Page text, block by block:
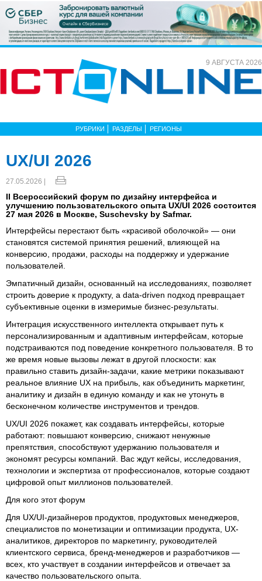
9 АВГУСТА 2026
РУБРИКИ РАЗДЕЛЫ РЕГИОНЫ
UX/UI 2026
27.05.2026 |
II Всероссийский форум по дизайну интерфейса и
улучшению пользовательского опыта UX/UI 2026 состоится
27 мая 2026 в Москве, Suschevsky by Safmar.
Интерфейсы перестают быть «красивой оболочкой» — они
становятся системой принятия решений, влияющей на
конверсию, продажи, расходы на поддержку и удержание
пользователей.
Эмпатичный дизайн, основанный на исследованиях, позволяет
строить доверие к продукту, а data-driven подход превращает
субъективные оценки в измеримые бизнес-результаты.
Интеграция искусственного интеллекта открывает путь к
персонализированным и адаптивным интерфейсам, которые
подстраиваются под поведение конкретного пользователя. В то
же время новые вызовы лежат в другой плоскости: как
правильно ставить дизайн-задачи, какие метрики показывают
реальное влияние UX на прибыль, как объединить маркетинг,
аналитику и дизайн в единую команду и как не утонуть в
бесконечном количестве инструментов и трендов.
UX/UI 2026 покажет, как создавать интерфейсы, которые
работают: повышают конверсию, снижают ненужные
препятствия, способствуют удержанию пользователя и
экономят ресурсы компаний. Вас ждут кейсы, исследования,
технологии и экспертиза от профессионалов, которые создают
цифровой опыт миллионов пользователей.
Для кого этот форум
Для UX/UI-дизайнеров продуктов, продуктовых менеджеров,
специалистов по монетизации и оптимизации продукта, UX-
аналитиков, директоров по маркетингу, руководителей
клиентского сервиса, бренд-менеджеров и разработчиков —
всех, кто участвует в создании интерфейсов и отвечает за
качество пользовательского опыта.